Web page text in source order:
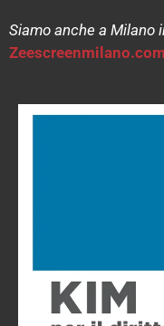
Siamo anche a Milano
Zeescreenmilano.com